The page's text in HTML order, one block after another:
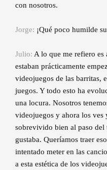
con nosotros.
Jorge: ¡Qué poco humilde
Julio: A lo que me refiero es
estaban prácticamente
videojuegos de las barritas,
juegos. Y todo esto ha
una locura. Nosotros
videojuegos y ahora los ves
sobrevivido bien al paso del
gustaba. Queríamos traer
intentado meter en las
a esta estética de los